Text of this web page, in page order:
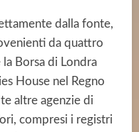
dalla fonte,
da quattro
Borsa di Londra
House nel Regno
altre agenzie di
compresi i registri